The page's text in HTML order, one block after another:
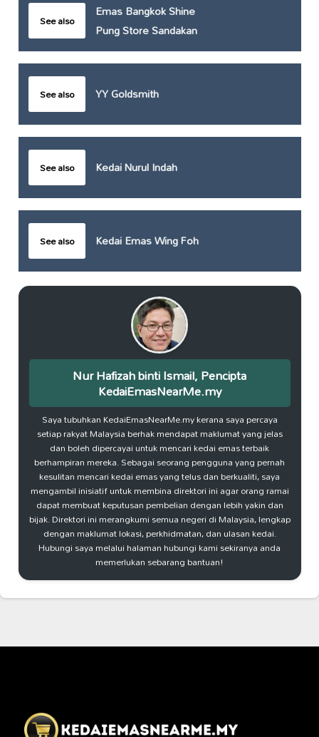
See also
Emas Bangkok Shine
Pung Store Sandakan
See also YY Goldsmith
See also Kedai Nurul Indah
See also Kedai Emas Wing Foh
Nur Hafizah binti Ismail, Pencipta
KedaiEmasNearMe.my
Saya tubuhkan KedaiEmasNearMe.my kerana saya percaya
setiap rakyat Malaysia berhak mendapat maklumat yang jelas
dan boleh dipercayai untuk mencari kedai emas terbaik
berhampiran mereka. Sebagai seorang pengguna yang pernah
kesulitan mencari kedai emas yang telus dan berkualiti, saya
mengambil inisiatif untuk membina direktori ini agar orang ramai
dapat membuat keputusan pembelian dengan lebih yakin dan
bijak. Direktori ini merangkumi semua negeri di Malaysia, lengkap
dengan maklumat lokasi, perkhidmatan, dan ulasan kedai.
Hubungi saya melalui halaman hubungi kami sekiranya anda
memerlukan sebarang bantuan!